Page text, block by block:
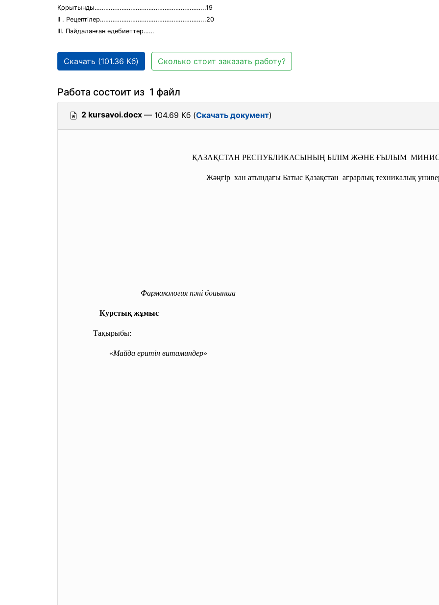
Қорытынды……………………………………………………..19
II . Рецептілер…………………………………………………..20
III. Пайдаланған әдебиеттер……
Скачать (101.36 Кб) Сколько стоит заказать работу?
Работа состоит из 1 файл
2 kursavoi.docx — 104.69 Кб (Скачать документ)
ҚАЗАҚСТАН РЕСПУБЛИКАСЫНЫҢ БІЛІМ ЖӘНЕ ҒЫЛЫМ
Жәңгір хан атындағы Батыс Қазақстан аграрлық техникалық
Фармакология пәні боиынша
Курстық жұмыс
Тақырыбы:
«Майда еритін витаминдер»